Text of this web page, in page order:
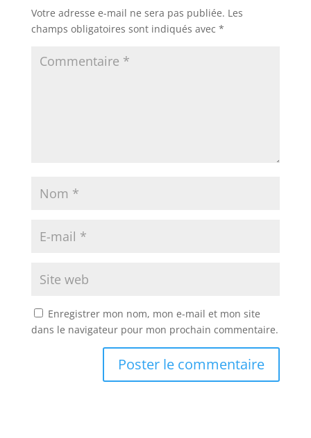
Votre adresse e-mail ne sera pas publiée. Les
champs obligatoires sont indiqués avec *
Enregistrer mon nom, mon e-mail et mon site
dans le navigateur pour mon prochain commentaire.